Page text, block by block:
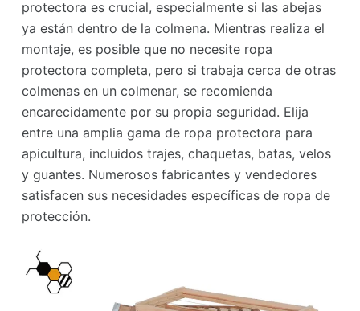
protectora es crucial, especialmente si las abejas
ya están dentro de la colmena. Mientras realiza el
montaje, es posible que no necesite ropa
protectora completa, pero si trabaja cerca de otras
colmenas en un colmenar, se recomienda
encarecidamente por su propia seguridad. Elija
entre una amplia gama de ropa protectora para
apicultura, incluidos trajes, chaquetas, batas, velos
y guantes. Numerosos fabricantes y vendedores
satisfacen sus necesidades específicas de ropa de
protección.